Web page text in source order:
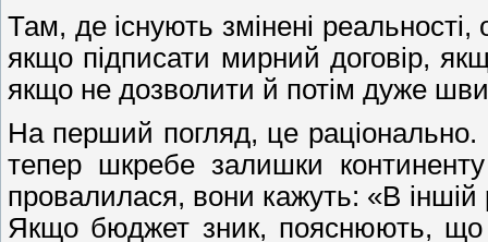
Там, де існують змінені
якщо підписати мирний договір,
якщо не дозволити й потім дуже
На перший погляд, це
тепер шкребе залишки
провалилася, вони кажуть: «В
Якщо бюджет зник, пояснюють, що